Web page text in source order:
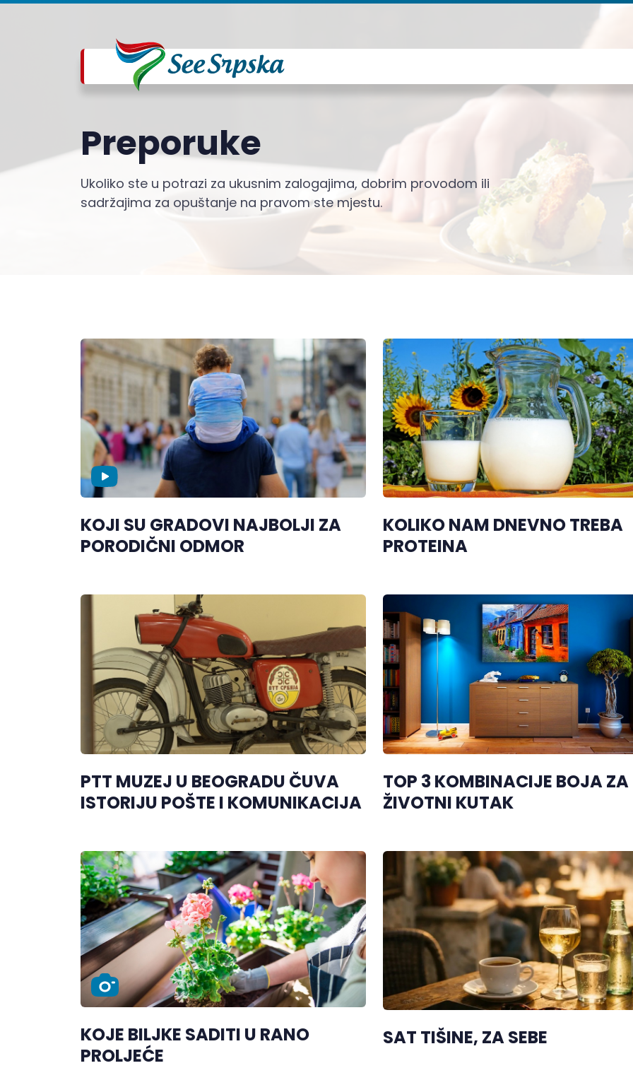
Preporuke
Ukoliko ste u potrazi za ukusnim zalogajima, dobrim provodom ili
sadržajima za opuštanje na pravom ste mjestu.
KOJI SU GRADOVI NAJBOLJI ZA
PORODIČNI ODMOR
KOLIKO NAM DNEVNO TREBA
PROTEINA
PTT MUZEJ U BEOGRADU ČUVA
ISTORIJU POŠTE I KOMUNIKACIJA
TOP 3 KOMBINACIJE BOJA ZA
ŽIVOTNI KUTAK
KOJE BILJKE SADITI U RANO
PROLJEĆE
SAT TIŠINE, ZA SEBE